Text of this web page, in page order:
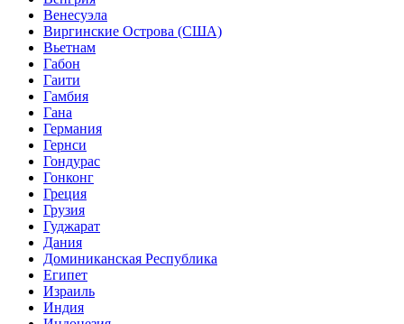
Венесуэла
Виргинские Острова (США)
Вьетнам
Габон
Гаити
Гамбия
Гана
Германия
Гернси
Гондурас
Гонконг
Греция
Грузия
Гуджарат
Дания
Доминиканская Республика
Египет
Израиль
Индия